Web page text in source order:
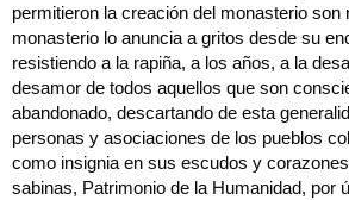
permitieron la creación del monasterio son
monasterio lo anuncia a gritos desde su
resistiendo a la rapiña, a los años, a la
desamor de todos aquellos que son
abandonado, descartando de esta
personas y asociaciones de los pueblos
como insignia en sus escudos y
sabinas, Patrimonio de la Humanidad, por